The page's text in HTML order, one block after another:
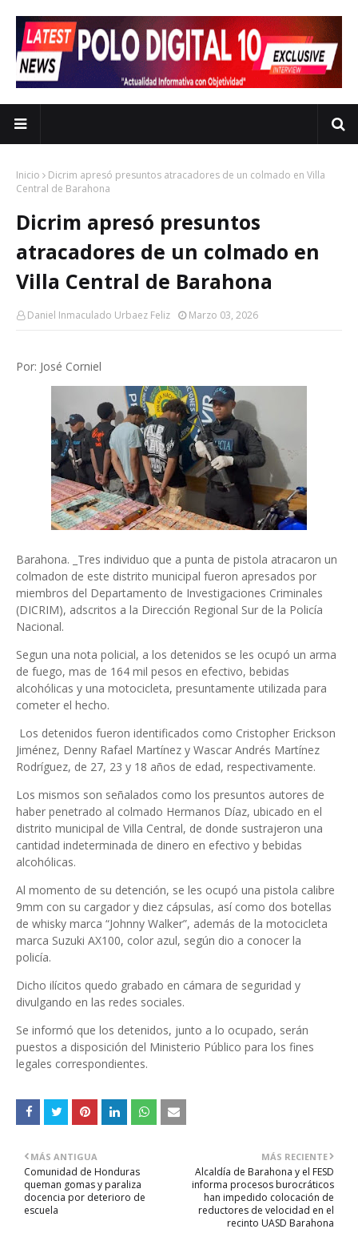
Inicio
Dicrim apresó presuntos atracadores de un colmado en Villa
Central de Barahona
Dicrim apresó presuntos
atracadores de un colmado en
Villa Central de Barahona
Daniel Inmaculado Urbaez Feliz Marzo 03, 2026
Por: José Corniel
Barahona. _Tres individuo que a punta de pistola atracaron un
colmadon de este distrito municipal fueron apresados por
miembros del Departamento de Investigaciones Criminales
(DICRIM), adscritos a la Dirección Regional Sur de la Policía
Nacional.
Segun una nota policial, a los detenidos se les ocupó un arma
de fuego, mas de 164 mil pesos en efectivo, bebidas
alcohólicas y una motocicleta, presuntamente utilizada para
cometer el hecho.
Los detenidos fueron identificados como Cristopher Erickson
Jiménez, Denny Rafael Martínez y Wascar Andrés Martínez
Rodríguez, de 27, 23 y 18 años de edad, respectivamente.
Los mismos son señalados como los presuntos autores de
haber penetrado al colmado Hermanos Díaz, ubicado en el
distrito municipal de Villa Central, de donde sustrajeron una
cantidad indeterminada de dinero en efectivo y bebidas
alcohólicas.
Al momento de su detención, se les ocupó una pistola calibre
9mm con su cargador y diez cápsulas, así como dos botellas
de whisky marca “Johnny Walker”, además de la motocicleta
marca Suzuki AX100, color azul, según dio a conocer la
policía.
Dicho ilícitos quedo grabado en cámara de seguridad y
divulgando en las redes sociales.
Se informó que los detenidos, junto a lo ocupado, serán
puestos a disposición del Ministerio Público para los fines
legales correspondientes.
MÁS RECIENTE
Alcaldía de Barahona y el FESD
informa procesos burocráticos
han impedido colocación de
reductores de velocidad en el
recinto UASD Barahona
MÁS ANTIGUA
Comunidad de Honduras
queman gomas y paraliza
docencia por deterioro de
escuela